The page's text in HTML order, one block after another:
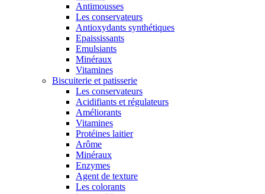
Antimousses
Les conservateurs
Antioxydants synthétiques
Epaississants
Emulsiants
Minéraux
Vitamines
Biscuiterie et patisserie
Les conservateurs
Acidifiants et régulateurs
Améliorants
Vitamines
Protéines laitier
Arôme
Minéraux
Enzymes
Agent de texture
Les colorants